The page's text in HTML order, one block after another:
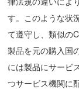
す。このような状
て遵守し、類似の
製品を元の購入国
には製品にサービ
つサービス機関に